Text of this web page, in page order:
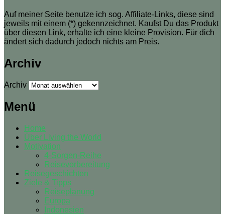
Auf meiner Seite benutze ich sog. Affiliate-Links, diese sind
jeweils mit einem (*) gekennzeichnet. Kaufst Du das Produkt
über diesen Link, erhalte ich eine kleine Provision. Für dich
ändert sich dadurch jedoch nichts am Preis.
Archiv
Archiv
Menü
Home
Über Living the World
Motivation
4-Sorgen-Reihe
Reisevorbereitung
Reisegeschichten
Ziele & Tipps
Reiseplanung
Europa
Indonesien